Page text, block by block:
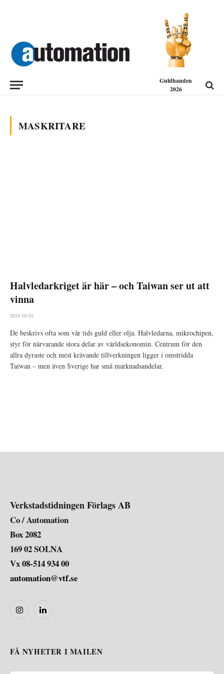
Guldhanden
2026
MASKRITARE
Halvledarkriget är här – och Taiwan ser ut att
vinna
2024-10-10
De beskrivs ofta som vår tids guld eller olja. Halvledarna, mikrochipen,
styr för närvarande stora delar av världsekonomin. Centrum för den
allra dyraste och mest krävande tillverkningen ligger i omstridda
Taiwan – men även Sverige har små marknadsandelar.
Verkstadstidningen Förlags AB
Co / Automation
Box 2082
169 02 SOLNA
Vx 08-514 934 00
automation@vtf.se
InstagramLinkedIn
FÅ NYHETER I MAILEN